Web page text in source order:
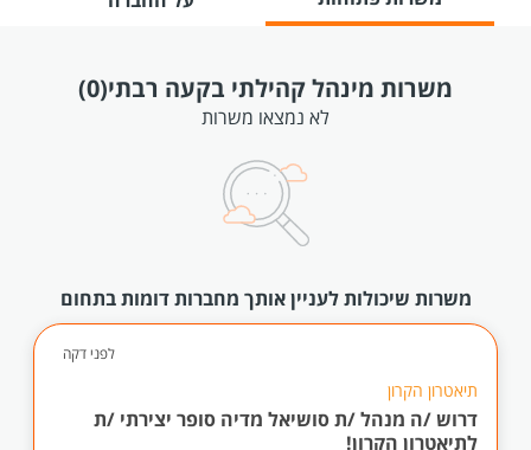
משרות מינהל קהילתי בקעה רבתי(0)
לא נמצאו משרות
משרות שיכולות לעניין אותך מחברות דומות בתחום
לפני דקה
תיאטרון הקרון
דרוש /ה מנהל /ת סושיאל מדיה סופר יצירתי /ת
לתיאטרון הקרון!